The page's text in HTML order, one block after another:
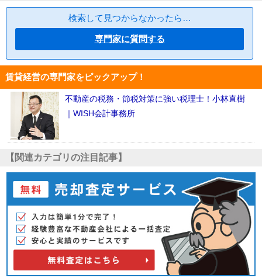
検索して見つからなかったら…
専門家に質問する
賃貸経営の専門家をピックアップ！
不動産の税務・節税対策に強い税理士！小林直樹
｜WISH会計事務所
【関連カテゴリの注目記事】